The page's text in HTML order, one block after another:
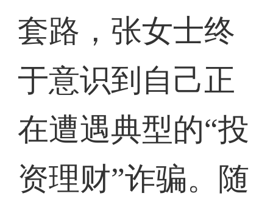
套路，张女士终
于意识到自己正
在遭遇典型的“投
资理财”诈骗。随